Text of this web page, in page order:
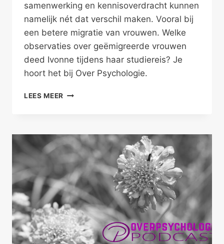
samenwerking en kennisoverdracht kunnen
namelijk nét dat verschil maken. Vooral bij
een betere migratie van vrouwen. Welke
observaties over geëmigreerde vrouwen
deed Ivonne tijdens haar studiereis? Je
hoort het bij Over Psychologie.
LEES MEER HOE
ZUID-
EUROPA?